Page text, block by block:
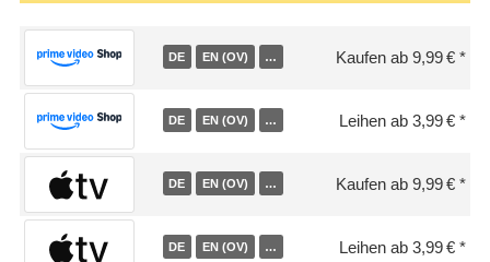
DE EN (OV) … Kaufen ab 9,99 €
DE EN (OV) … Leihen ab 3,99 €
DE EN (OV) … Kaufen ab 9,99 €
DE EN (OV) … Leihen ab 3,99 €